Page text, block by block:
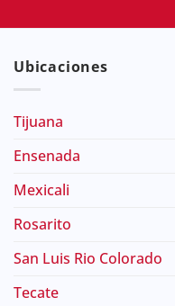
Ubicaciones
Tijuana
Ensenada
Mexicali
Rosarito
San Luis Rio Colorado
Tecate